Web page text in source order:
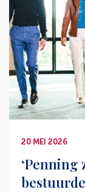
20 MEI 2026
‘Penning